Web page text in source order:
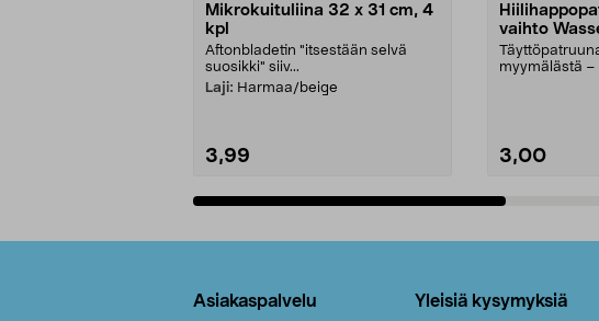
Mikrokuituliina 32 x 31 cm, 4
kpl
Aftonbladetin "itsestään selvä
suosikki" siiv...
Laji: Harmaa/beige
3,99
vaihto
myymälästä –
3,00
Asiakaspalvelu Yleisiä kysymyksiä